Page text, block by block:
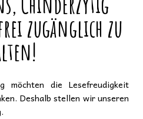
zugänglich zu
die Lesefreudigkeit
Deshalb stellen wir unseren